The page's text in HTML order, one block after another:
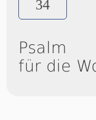
34
Psalm
für die